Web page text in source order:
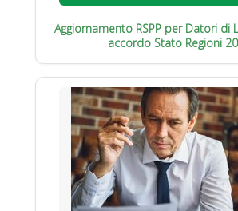
Aggiornamento RSPP per Datori di
accordo Stato Regioni